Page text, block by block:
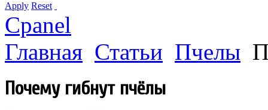
Apply Reset
Cpanel
Главная Статьи Пчелы
Почему гибнут пчёлы